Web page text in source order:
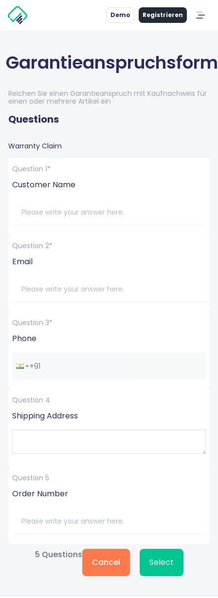
Demo Registrieren
Reichen Sie einen Garantieanspruch mit Kaufnachweis für
einen oder mehrere Artikel ein
Questions
Warranty Claim
Question 1*
Customer Name
Question 2*
Email
Question 3*
Phone
Question 4
Shipping Address
Question 5
Order Number
5 Questions
Cancel Select